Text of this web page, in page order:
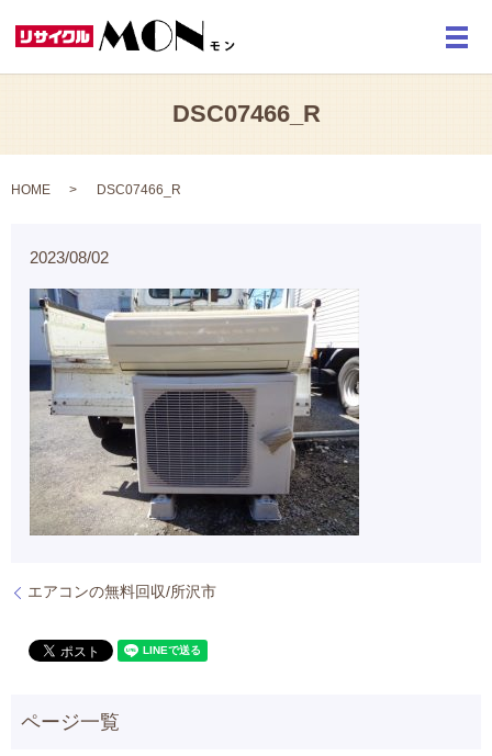
メ
DSC07466_R
HOME DSC07466_R
2023/08/02
エアコンの無料回収/所沢市